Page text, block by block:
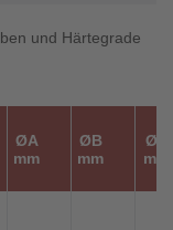
und Härtegrade
ØA
mm
ØB
mm
ØC
mm